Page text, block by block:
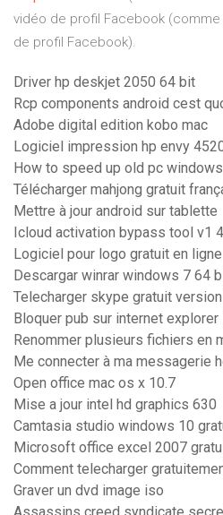
vidéo de profil Facebook (comme
de profil Facebook).
Driver hp deskjet 2050 64 bit
Rcp components android cest
Adobe digital edition kobo mac
Logiciel impression hp envy
How to speed up old pc
Télécharger mahjong gratuit
Mettre à jour android sur tablette
Icloud activation bypass tool v1
Logiciel pour logo gratuit en ligne
Descargar winrar windows 7 64
Telecharger skype gratuit
Bloquer pub sur internet explorer
Renommer plusieurs fichiers en
Me connecter à ma messagerie
Open office mac os x 10.7
Mise a jour intel hd graphics 630
Camtasia studio windows 10
Microsoft office excel 2007
Comment telecharger
Graver un dvd image iso